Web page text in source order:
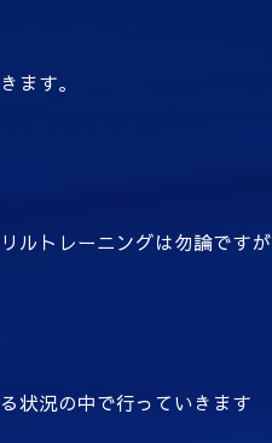
ます。
ルトレーニングは勿論ですが
状況の中で行っていきます